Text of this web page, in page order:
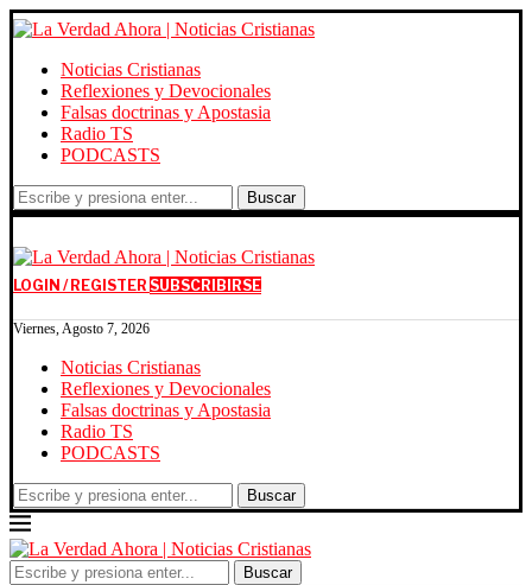
Noticias Cristianas
Reflexiones y Devocionales
Falsas doctrinas y Apostasia
Radio TS
PODCASTS
Buscar
LOGIN / REGISTER SUBSCRIBIRSE
Viernes, Agosto 7, 2026
Noticias Cristianas
Reflexiones y Devocionales
Falsas doctrinas y Apostasia
Radio TS
PODCASTS
Buscar
Buscar